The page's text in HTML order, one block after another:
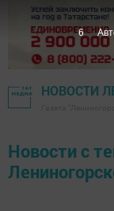
НОВОСТИ
Новости с
6